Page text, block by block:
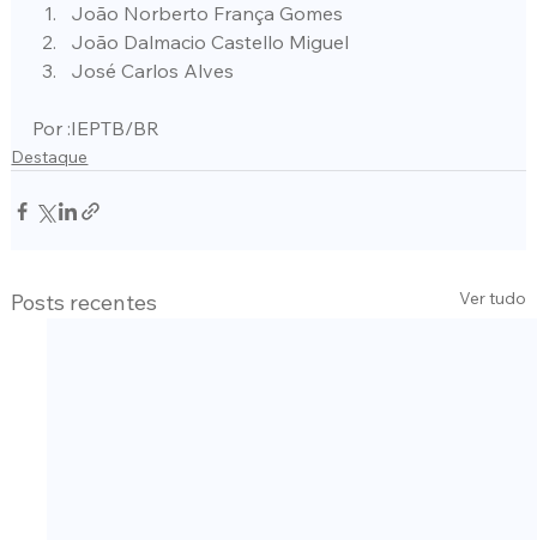
João Norberto França Gomes
João Dalmacio Castello Miguel
José Carlos Alves
Por :IEPTB/BR
Destaque
Posts recentes Ver tudo